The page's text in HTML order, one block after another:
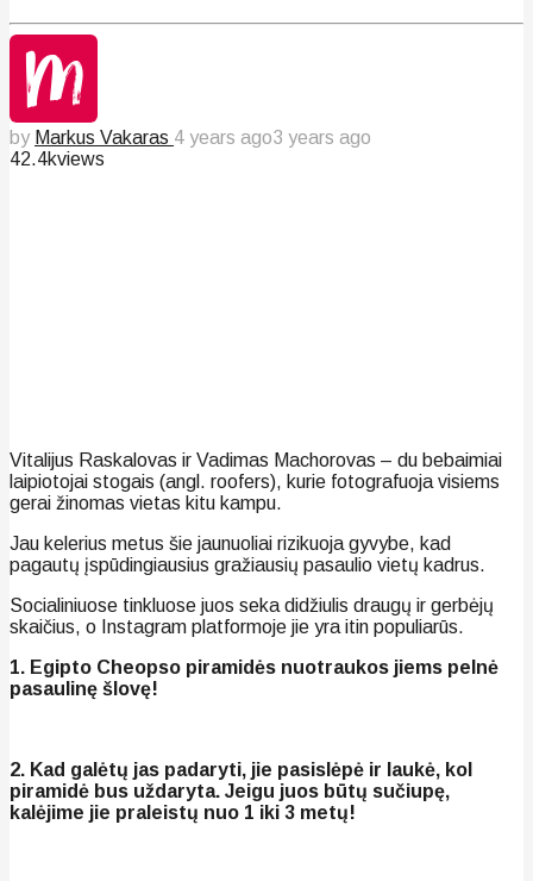
by Markus Vakaras 4 years ago3 years ago
42.4kviews
Vitalijus Raskalovas ir Vadimas Machorovas – du bebaimiai
laipiotojai stogais (angl. roofers), kurie fotografuoja visiems
gerai žinomas vietas kitu kampu.
Jau kelerius metus šie jaunuoliai rizikuoja gyvybe, kad
pagautų įspūdingiausius gražiausių pasaulio vietų kadrus.
Socialiniuose tinkluose juos seka didžiulis draugų ir gerbėjų
skaičius, o Instagram platformoje jie yra itin populiarūs.
1. Egipto Cheopso piramidės nuotraukos jiems pelnė
pasaulinę šlovę!
2. Kad galėtų jas padaryti, jie pasislėpė ir laukė, kol
piramidė bus uždaryta. Jeigu juos būtų sučiupę,
kalėjime jie praleistų nuo 1 iki 3 metų!